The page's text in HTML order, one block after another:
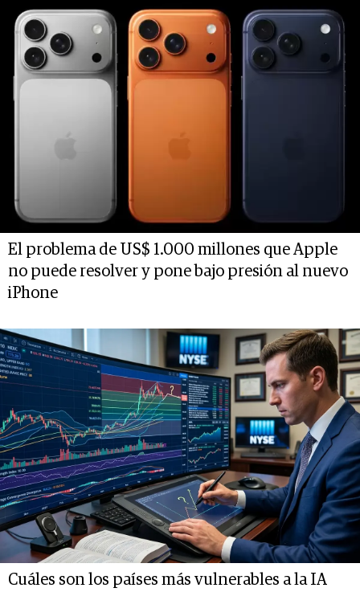
El problema de US$ 1.000 millones que Apple
no puede resolver y pone bajo presión al nuevo
iPhone
Cuáles son los países más vulnerables a la IA